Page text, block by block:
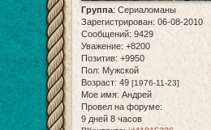
Группа:Сериаломаны
Зарегистрирован: 06-08-2010
Сообщений: 9429
Уважение: +8200
Позитив: +9950
Пол:Мужской
Возраст: 49 [1976-11-23]
Мое имя: Андрей
Провел на форуме:
9 дней 8 часов